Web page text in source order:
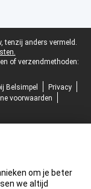
tenzij anders vermeld.
of verzendmethoden:
Belsimpel
Privacy
voorwaarden
om je beter
we altijd